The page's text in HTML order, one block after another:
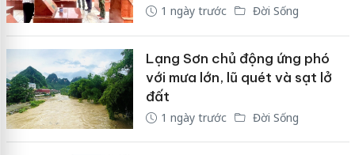
1 ngày trước Đời Sống
Lạng Sơn chủ động ứng phó
với mưa lớn, lũ quét và sạt lở
đất
1 ngày trước Đời Sống